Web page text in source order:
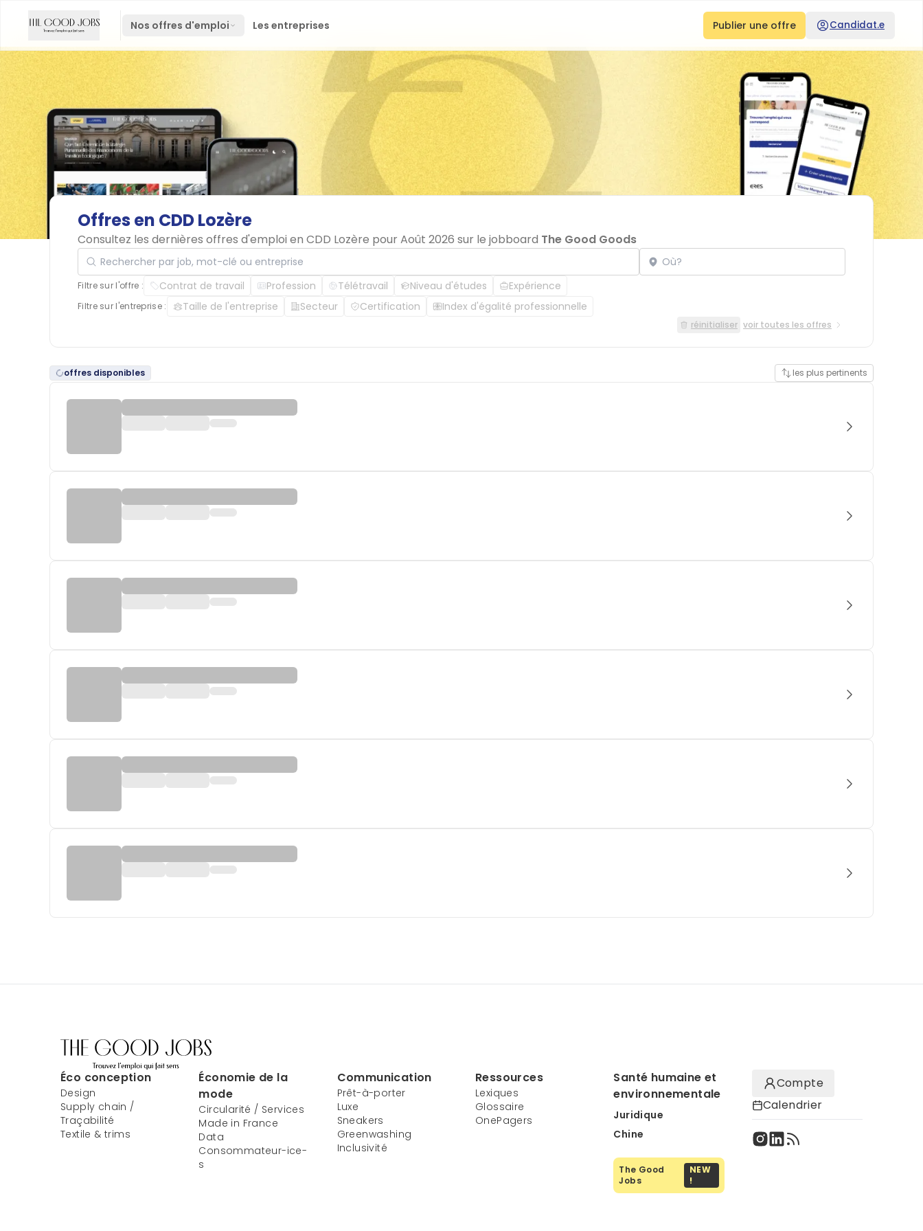
Nos offres d'emploi Les entreprises Publier une offre Candidat.e
Offres en CDDLozère
Consultez les dernières offres d'emploi en CDD Lozère pour Août 2026 sur le jobboard The Good Goods
Rechercher par job, mot-clé ou entreprise Localisation
Filtre sur l'offre : Contrat de travail Profession Télétravail Niveau d'études Expérience
Filtre sur l'entreprise : Taille de l'entreprise Secteur Certification Index d'égalité professionnelle
réinitialiser voir toutes les offres
offres disponibles les plus pertinents
Éco conception
Design
Supply chain /
Traçabilité
Textile & trims
Économie de la
mode
Circularité / Services
Made in France
Data
Consommateur-ice-
s
Communication
Prêt-à-porter
Luxe
Sneakers
Greenwashing
Inclusivité
Ressources
Lexiques
Glossaire
OnePagers
Santé humaine et
environnementale
Juridique
Chine
The Good
Jobs
NEW
!
Compte
Calendrier